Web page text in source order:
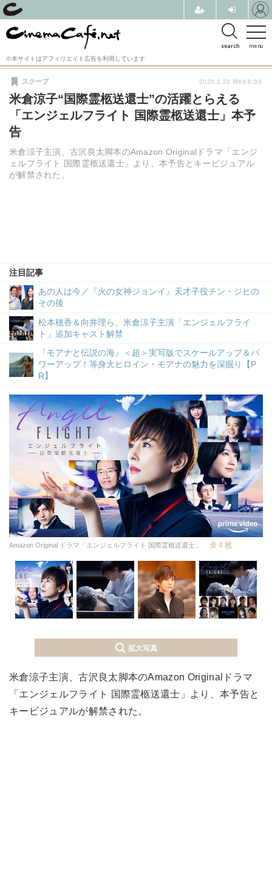
menu
search
※本サイトはアフィリエイト広告を利用しています
米倉涼子“国際霊柩送還士”の活躍とらえる
「エンジェルフライト 国際霊柩送還士」本予
告
米倉涼子主演、古沢良太脚本のAmazon Originalドラマ「エンジ
ェルフライト 国際霊柩送還士」より、本予告とキービジュアル
が解禁された。
スクープ
注目記事
あの人は今／『火の女神ジョンイ』天才子役チン・ジヒの
その後
松本穂香＆向井理ら、米倉涼子主演「エンジェルフライ
ト」追加キャスト解禁
『モアナと伝説の海』＜超＞実写版でスケールアップ＆パ
ワーアップ！等身大ヒロイン・モアナの魅力を深掘り【P
R】
2023.2.22 Wed 6:30
Amazon Original ドラマ「エンジェルフライト 国際霊柩送還士」 全 4 枚
拡大写真
米倉涼子主演、古沢良太脚本のAmazon Originalドラマ
「エンジェルフライト 国際霊柩送還士」より、本予告と
キービジュアルが解禁された。